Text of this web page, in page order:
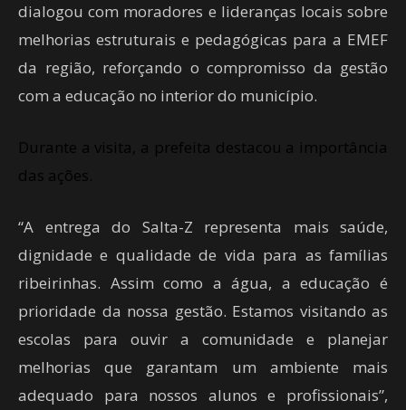
dialogou com moradores e lideranças locais sobre
melhorias estruturais e pedagógicas para a EMEF
da região, reforçando o compromisso da gestão
com a educação no interior do município.
Durante a visita, a prefeita destacou a importância
das ações.
“A entrega do Salta-Z representa mais saúde,
dignidade e qualidade de vida para as famílias
ribeirinhas. Assim como a água, a educação é
prioridade da nossa gestão. Estamos visitando as
escolas para ouvir a comunidade e planejar
melhorias que garantam um ambiente mais
adequado para nossos alunos e profissionais”,